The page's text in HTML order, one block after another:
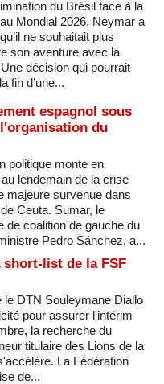
du Brésil face à la
Mondial 2026, Neymar a
ne souhaitait plus
son aventure avec la
décision qui pourrait
fin d’une...
espagnol sous
du
politique monte en
lendemain de la crise
majeure survenue dans
Ceuta. Sumar, le
de coalition de gauche du
Pedro Sánchez, a...
short-list de la FSF
le DTN Souleymane Diallo
pour assurer l'intérim
la recherche du
titulaire des Lions de la
La Fédération
de...